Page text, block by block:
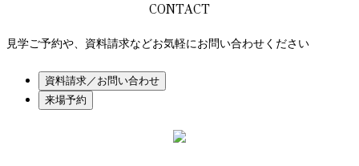
CONTACT
見学ご予約や、資料請求などお気軽にお問い合わせください